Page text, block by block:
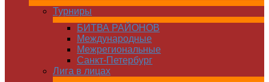
Турниры
БИТВА РАЙОНОВ
Международные
Межрегиональные
Санкт-Петербург
Лига в лицах